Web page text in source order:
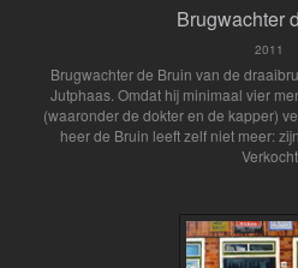
Brugwachter
2011
Brugwachter de Bruin van de
Jutphaas. Omdat hij minimaal vier
(waaronder de dokter en de kapper)
heer de Bruin leeft zelf niet meer:
Verkocht